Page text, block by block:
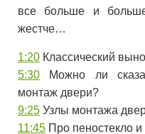
все больше и
жестче…
1:20 Классический
5:30 Можно ли
монтаж двери?
9:25 Узлы монтажа
11:45 Про пеностекло